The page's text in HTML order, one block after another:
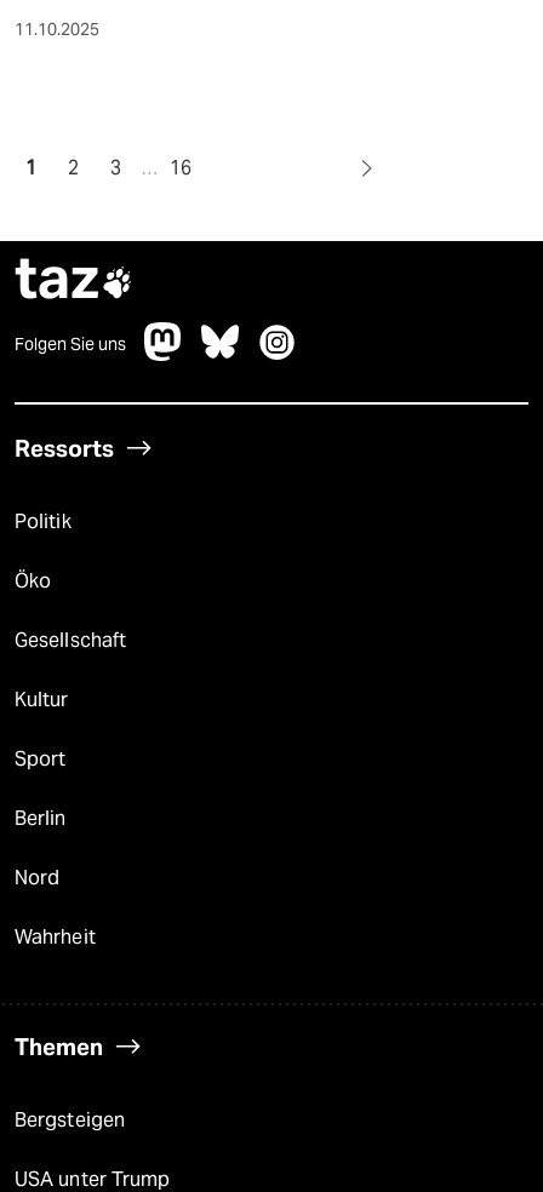
11.10.2025
1 2 3 … 16
taz
Folgen Sie uns
Ressorts
Politik
Öko
Gesellschaft
Kultur
Sport
Berlin
Nord
Wahrheit
Themen
Bergsteigen
USA unter Trump